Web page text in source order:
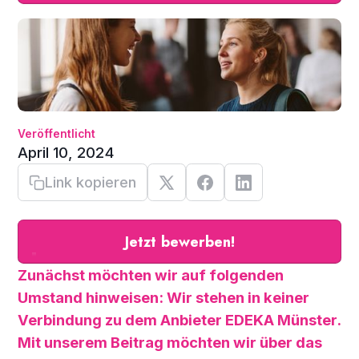
Veröffentlicht
April 10, 2024
Link kopieren
Jetzt bewerben!
Zunächst möchten wir auf folgenden
Umstand hinweisen: Wir stehen in keiner
Verbindung zu dem Anbieter EDEKA Münster.
Mit unserem Beitrag möchten wir über das